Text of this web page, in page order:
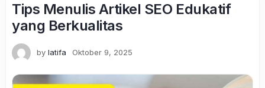
Tips Menulis Artikel SEO Edukatif
yang Berkualitas
by latifa Oktober 9, 2025